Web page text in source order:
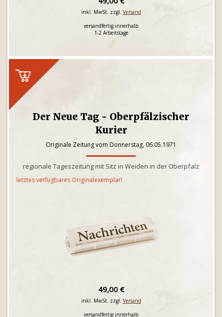
inkl. MwSt. zzgl. Versand
versandfertig innerhalb
1-2 Arbeitstage
Der Neue Tag - Oberpfälzischer
Kurier
Originale Zeitung vom Donnerstag, 06.05.1971
regionale Tageszeitung mit Sitz in Weiden in der Oberpfalz
letztes verfügbares Originalexemplar!
49,00 €
inkl. MwSt. zzgl. Versand
versandfertig innerhalb